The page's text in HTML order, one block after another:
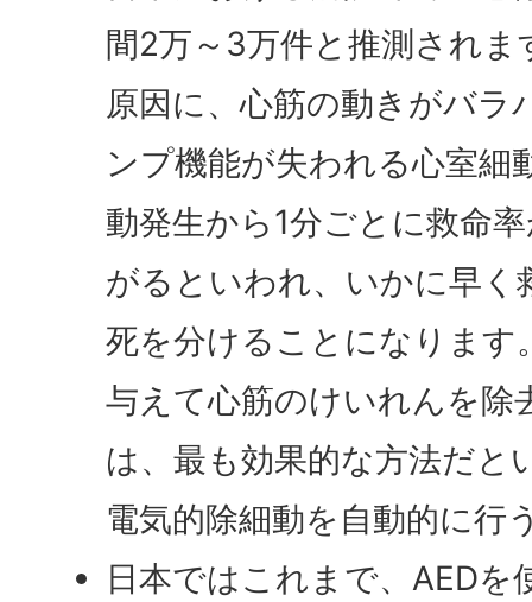
間2万～3万件と推測されま
原因に、心筋の動きがバラ
ンプ機能が失われる心室細
動発生から1分ごとに救命
がるといわれ、いかに早く
死を分けることになります
与えて心筋のけいれんを除
は、最も効果的な方法だと
電気的除細動を自動的に行
日本ではこれまで、AEDを